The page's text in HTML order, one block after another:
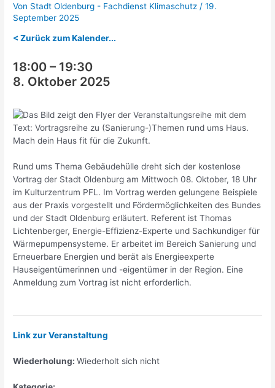
Von Stadt Oldenburg - Fachdienst Klimaschutz /19.
September 2025
< Zurück zum Kalender...
18:00 – 19:30
8. Oktober 2025
Rund ums Thema Gebäudehülle dreht sich der kostenlose
Vortrag der Stadt Oldenburg am Mittwoch 08. Oktober, 18 Uhr
im Kulturzentrum PFL. Im Vortrag werden gelungene Beispiele
aus der Praxis vorgestellt und Fördermöglichkeiten des Bundes
und der Stadt Oldenburg erläutert. Referent ist Thomas
Lichtenberger, Energie-Effizienz-Experte und Sachkundiger für
Wärmepumpensysteme. Er arbeitet im Bereich Sanierung und
Erneuerbare Energien und berät als Energieexperte
Hauseigentümerinnen und -eigentümer in der Region. Eine
Anmeldung zum Vortrag ist nicht erforderlich.
Link zur Veranstaltung
Wiederholung:Wiederholt sich nicht